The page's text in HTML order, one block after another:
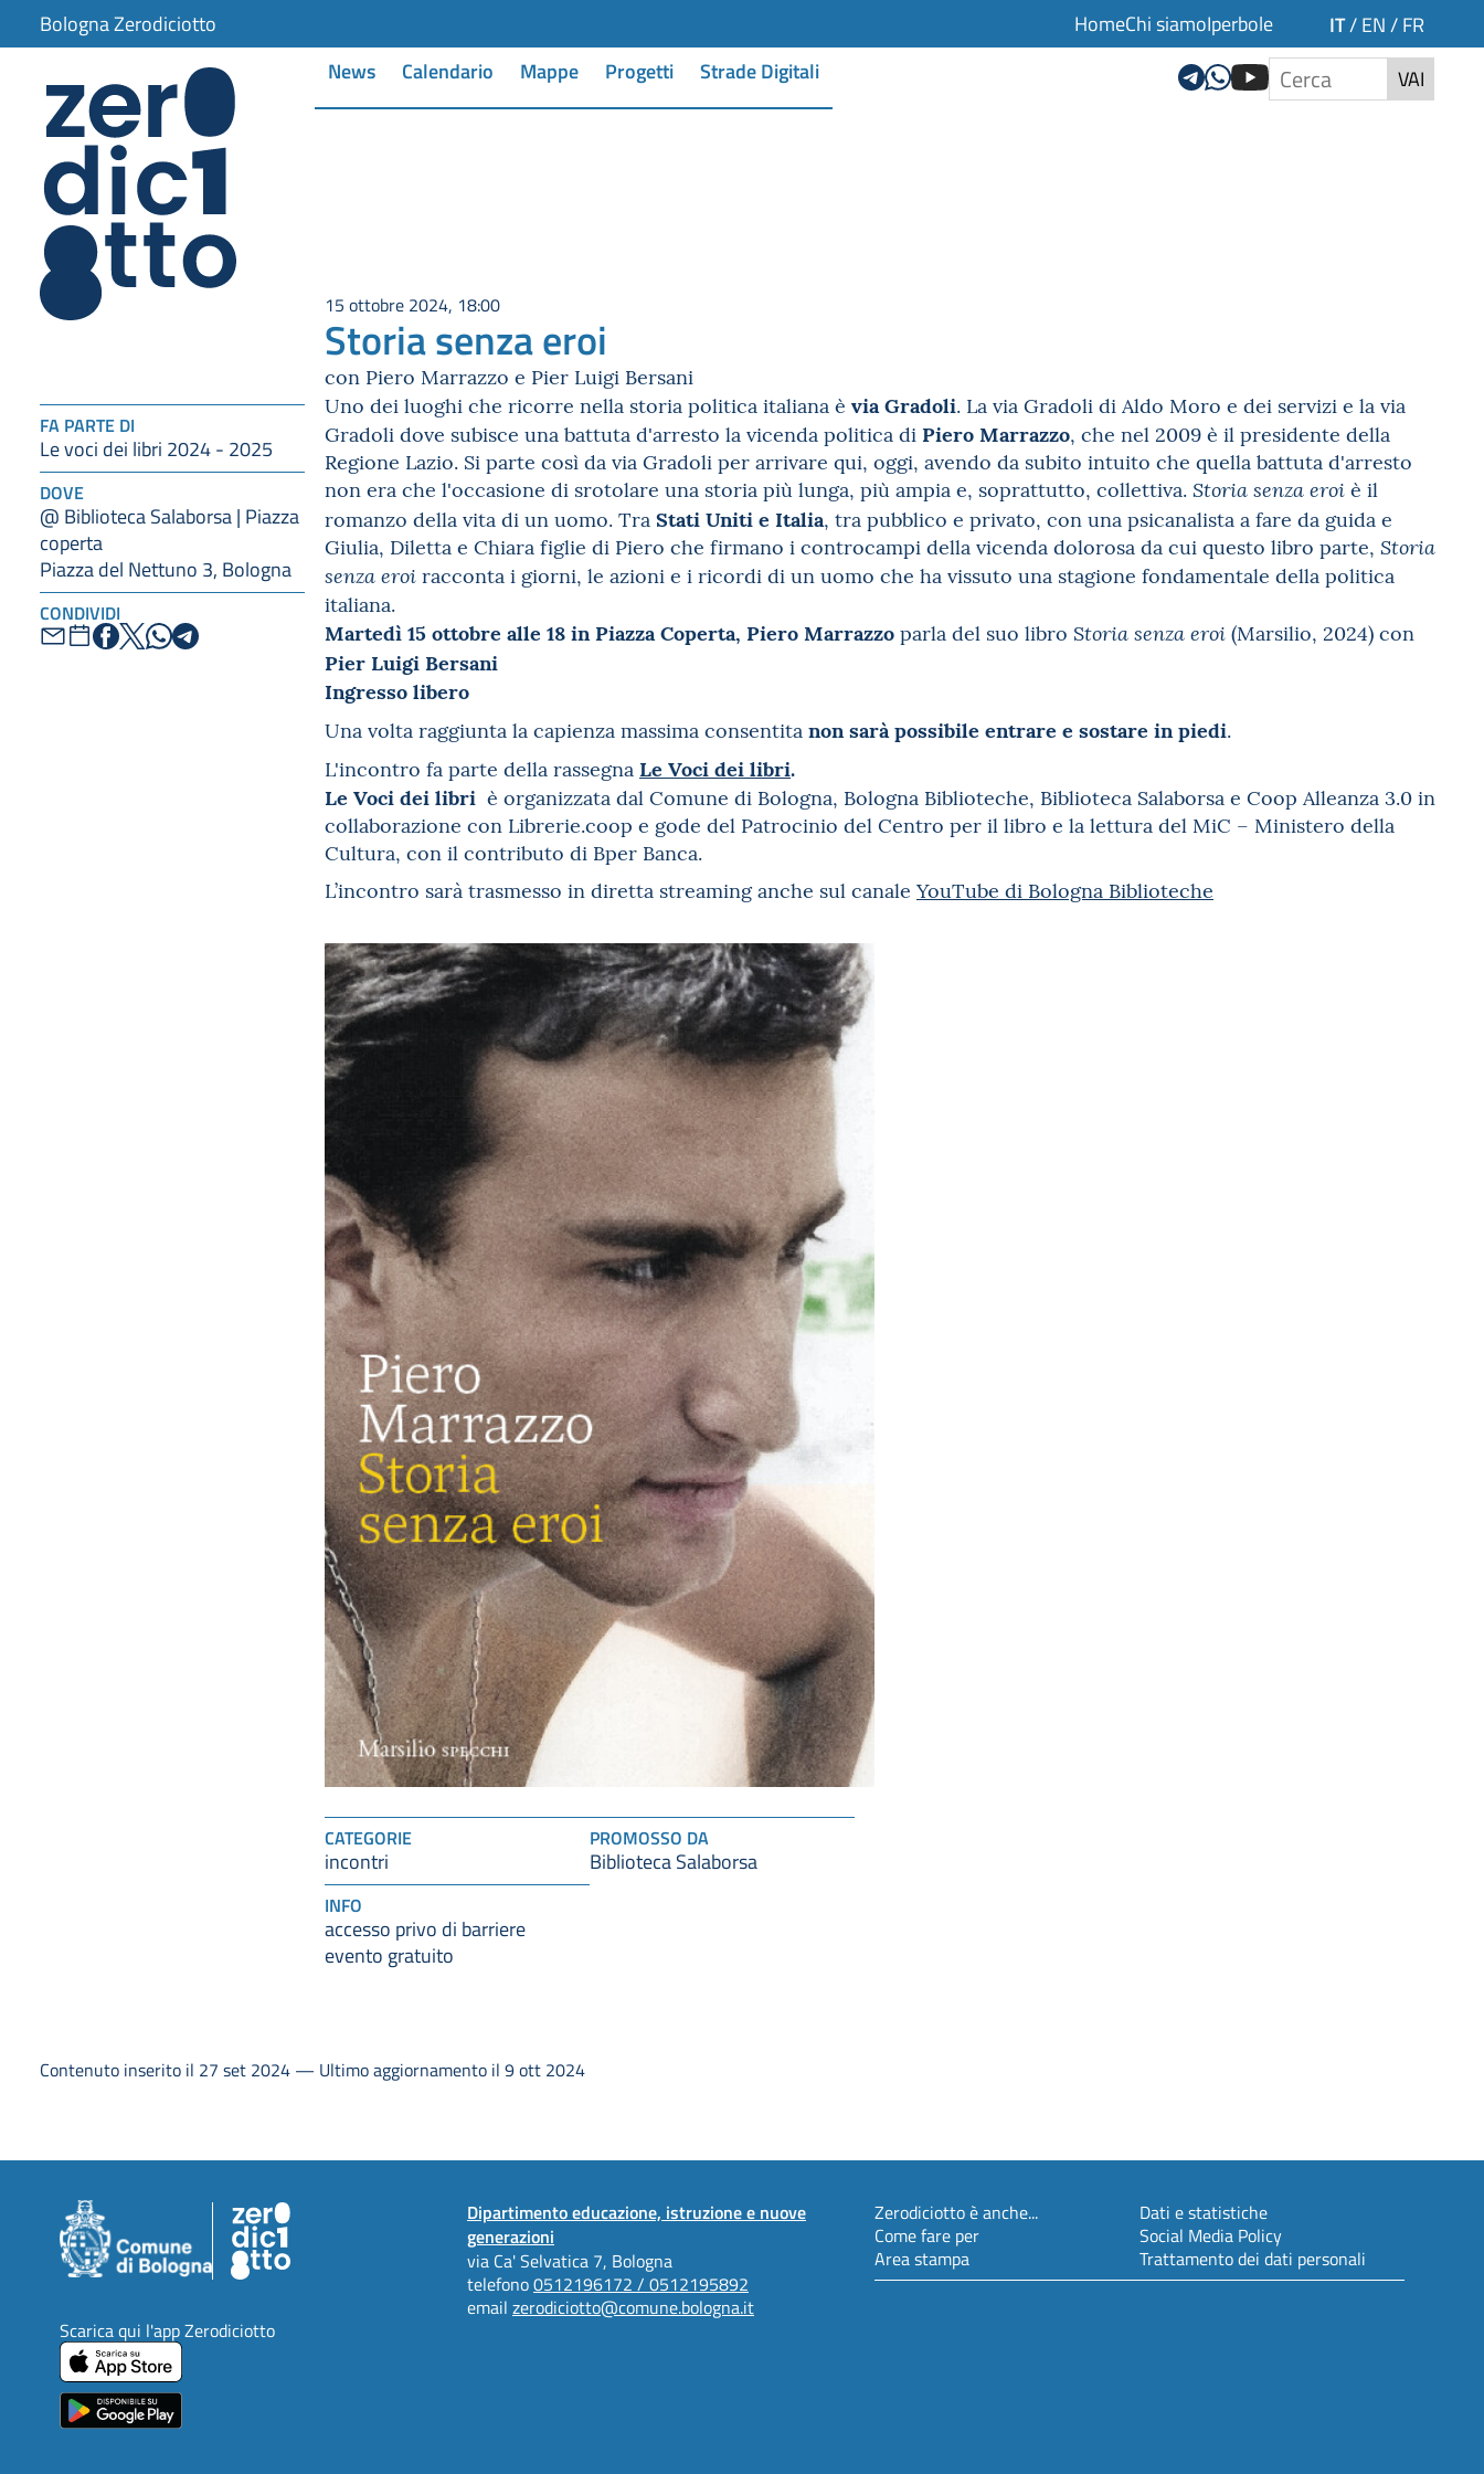
Bologna Zerodiciotto HomeChi siamoIperbole IT/ EN / FR
News Calendario Mappe Progetti Strade Digitali VAI
FA PARTE DI
Le voci dei libri 2024 - 2025
DOVE
@ Biblioteca Salaborsa | Piazza
coperta
Piazza del Nettuno 3, Bologna
CONDIVIDI
15 ottobre 2024, 18:00
Storia senza eroi
con Piero Marrazzo e Pier Luigi Bersani
Uno dei luoghi che ricorre nella storia politica italiana è via Gradoli. La via Gradoli di Aldo Moro e dei servizi e la via
Gradoli dove subisce una battuta d'arresto la vicenda politica di Piero Marrazzo, che nel 2009 è il presidente della
Regione Lazio. Si parte così da via Gradoli per arrivare qui, oggi, avendo da subito intuito che quella battuta d'arresto
non era che l'occasione di srotolare una storia più lunga, più ampia e, soprattutto, collettiva. Storia senza eroi è il
romanzo della vita di un uomo. Tra Stati Uniti e Italia, tra pubblico e privato, con una psicanalista a fare da guida e
Giulia, Diletta e Chiara figlie di Piero che firmano i controcampi della vicenda dolorosa da cui questo libro parte, Storia
senza eroi racconta i giorni, le azioni e i ricordi di un uomo che ha vissuto una stagione fondamentale della politica
italiana.
Martedì 15 ottobre alle 18 in Piazza Coperta, Piero Marrazzo parla del suo libro Storia senza eroi (Marsilio, 2024) con
Pier Luigi Bersani
Ingresso libero
Una volta raggiunta la capienza massima consentita non sarà possibile entrare e sostare in piedi.
L'incontro fa parte della rassegna Le Voci dei libri.
Le Voci dei libri è organizzata dal Comune di Bologna, Bologna Biblioteche, Biblioteca Salaborsa e Coop Alleanza 3.0 in
collaborazione con Librerie.coop e gode del Patrocinio del Centro per il libro e la lettura del MiC – Ministero della
Cultura, con il contributo di Bper Banca.
L’incontro sarà trasmesso in diretta streaming anche sul canale YouTube di Bologna Biblioteche
CATEGORIE
incontri
PROMOSSO DA
Biblioteca Salaborsa
INFO
accesso privo di barriere
evento gratuito
Contenuto inserito il 27 set 2024 — Ultimo aggiornamento il 9 ott 2024
Dipartimento educazione, istruzione e nuove
generazioni
via Ca' Selvatica 7, Bologna
telefono0512196172 / 0512195892
email zerodiciotto@comune.bologna.it
Zerodiciotto è anche...
Come fare per
Area stampa
Dati e statistiche
Social Media Policy
Trattamento dei dati personali
Scarica qui l'app Zerodiciotto